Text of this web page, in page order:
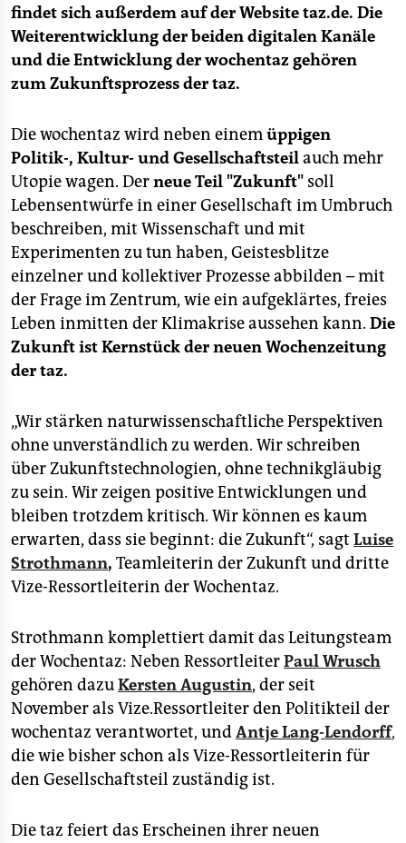
findet sich außerdem auf der Website taz.de. Die
Weiterentwicklung der beiden digitalen Kanäle
und die Entwicklung der wochentaz gehören
zum Zukunftsprozess der taz.
Die wochentaz wird neben einemüppigen
Politik-, Kultur- und Gesellschaftsteilauch mehr
Utopie wagen. Derneue Teil "Zukunft" soll
Lebensentwürfe in einer Gesellschaft im Umbruch
beschreiben, mit Wissenschaft und mit
Experimenten zu tun haben, Geistesblitze
einzelner und kollektiver Prozesse abbilden – mit
der Frage im Zentrum, wie ein aufgeklärtes, freies
Leben inmitten der Klimakrise aussehen kann. Die
Zukunft ist Kernstück der neuen Wochenzeitung
der taz.
„Wir stärken naturwissenschaftliche Perspektiven
ohne unverständlich zu werden. Wir schreiben
über Zukunftstechnologien, ohne technikgläubig
zu sein. Wir zeigen positive Entwicklungen und
bleiben trotzdem kritisch. Wir können es kaum
erwarten, dass sie beginnt: die Zukunft“, sagt Luise
Strothmann, Teamleiterin der Zukunft und dritte
Vize-Ressortleiterin der Wochentaz.
Strothmann komplettiert damit das Leitungsteam
der Wochentaz: Neben RessortleiterPaul Wrusch
gehören dazuKersten Augustin, der seit
November als Vize.Ressortleiter den Politikteil der
wochentaz verantwortet, undAntje Lang-Lendorff,
die wie bisher schon als Vize-Ressortleiterin für
den Gesellschaftsteil zuständig ist.
Die taz feiert das Erscheinen ihrer neuen